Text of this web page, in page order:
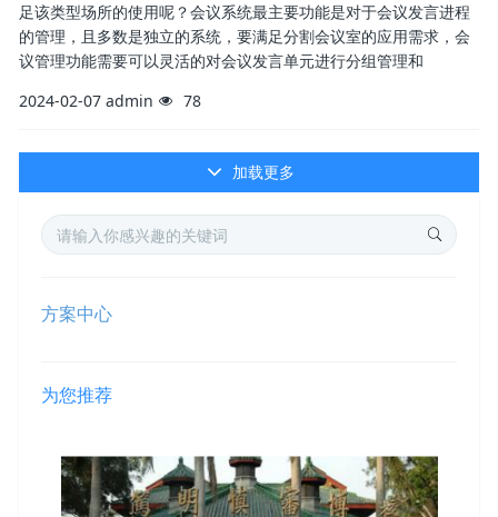
足该类型场所的使用呢？会议系统最主要功能是对于会议发言进程
的管理，且多数是独立的系统，要满足分割会议室的应用需求，会
议管理功能需要可以灵活的对会议发言单元进行分组管理和
2024-02-07 admin 78
加载更多
方案中心
为您推荐